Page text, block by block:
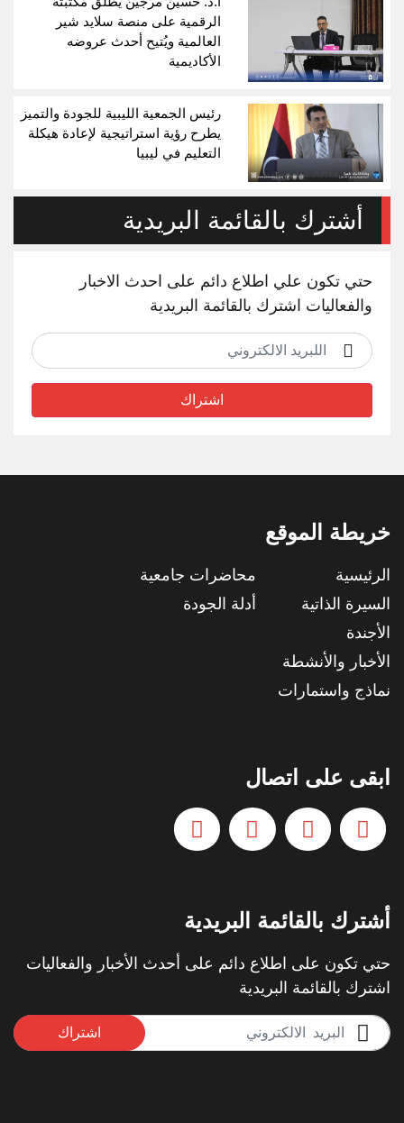
الرقمية على منصة سلايد شير
العالمية ويُتيح أحدث عروضه
الأكاديمية
رئيس الجمعية الليبية للجودة والتميز
يطرح رؤية استراتيجية لإعادة هيكلة
التعليم في ليبيا
أشترك بالقائمة البريدية
حتي تكون علي اطلاع دائم على احدث الاخبار
والفعاليات اشترك بالقائمة البريدية
اشتراك
خريطة الموقع
الرئيسية
السيرة الذاتية
الأجندة
الأخبار والأنشطة
نماذج واستمارات
محاضرات جامعية
أدلة الجودة
ابقى على اتصال
أشترك بالقائمة البريدية
حتي تكون على اطلاع دائم على أحدث الأخبار والفعاليات
اشترك بالقائمة البريدية
اشتراك